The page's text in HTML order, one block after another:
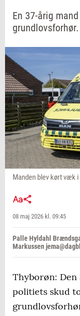
En 37-årig
grundlovsforhør.
Manden blev kørt væk
08 maj 2026 kl. 09:45
Palle Hyldahl
Markussen
Thyborøn: Den
politiets skud